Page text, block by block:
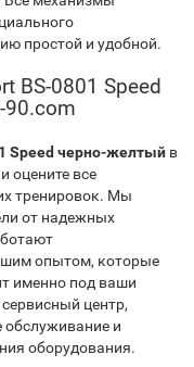
простой и удобной.
BS-0801 Speed
90.com
Speed черно-желтый в
и оцените все
тренировок. Мы
от надежных
опытом, которые
именно под ваши
центр,
и
оборудования.